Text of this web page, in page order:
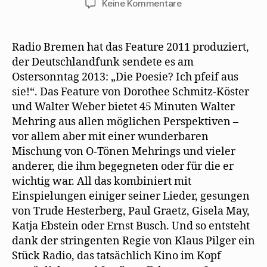
Keine Kommentarezu
Ich
pfeif
auf
sie!
Radio Bremen hat das Feature 2011 produziert,
der Deutschlandfunk sendete es am
Ostersonntag 2013: „Die Poesie? Ich pfeif aus
sie!“. Das Feature von Dorothee Schmitz-Köster
und Walter Weber bietet 45 Minuten Walter
Mehring aus allen möglichen Perspektiven –
vor allem aber mit einer wunderbaren
Mischung von O-Tönen Mehrings und vieler
anderer, die ihm begegneten oder für die er
wichtig war. All das kombiniert mit
Einspielungen einiger seiner Lieder, gesungen
von Trude Hesterberg, Paul Graetz, Gisela May,
Katja Ebstein oder Ernst Busch. Und so entsteht
dank der stringenten Regie von Klaus Pilger ein
Stück Radio, das tatsächlich Kino im Kopf